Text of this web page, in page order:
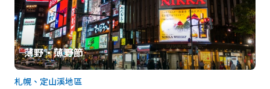
薄野・薄野節
札幌、定山溪地區